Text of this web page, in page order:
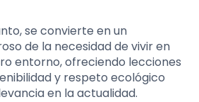
se convierte en un
de la necesidad de vivir en
entorno, ofreciendo lecciones
y respeto ecológico
en la actualidad.